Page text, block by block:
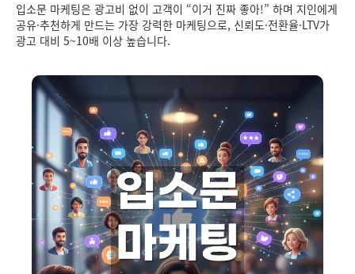
입소문 마케팅은 광고비 없이 고객이 “이거 진짜 좋아!” 하며 지인에게
공유·추천하게 만드는 가장 강력한 마케팅으로, 신뢰도·전환율·LTV가
광고 대비 5~10배 이상 높습니다.